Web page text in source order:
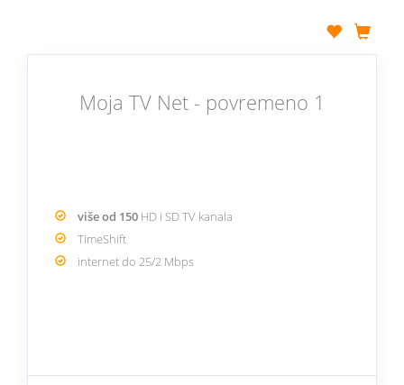
Moja TV Net - povremeno 1
više od 150 HD i SD TV kanala
TimeShift
internet do 25/2 Mbps